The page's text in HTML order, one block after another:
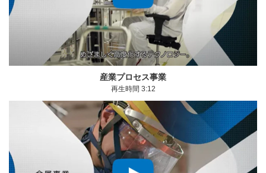
モーダルウィンドウを開きます
産業プロセス事業
再生時間 3:12